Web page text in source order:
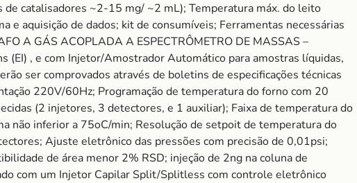
de catalisadores ~2-15 mg/ ~2 mL); Temperatura máx. do leito
aquisição de dados; kit de consumíveis; Ferramentas necessárias
A GÁS ACOPLADA A ESPECTRÔMETRO DE MASSAS –
(EI) , e com Injetor/Amostrador Automático para amostras líquidas,
ser comprovados através de boletins de especificações técnicas
220V/60Hz; Programação de temperatura do forno com 20
(2 injetores, 3 detectores, e 1 auxiliar); Faixa de temperatura do
não inferior a 75oC/min; Resolução de setpoit de temperatura do
Ajuste eletrônico das pressões com precisão de 0,01psi;
de área menor 2% RSD; injeção de 2ng na coluna de
com um Injetor Capilar Split/Splitless com controle eletrônico